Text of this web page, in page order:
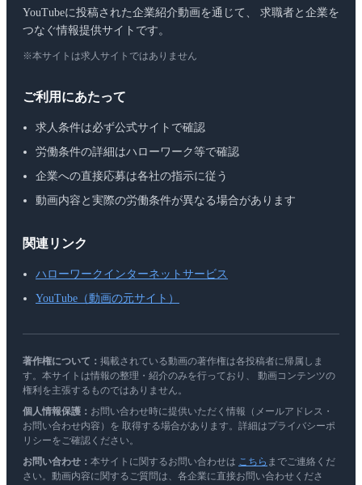
YouTubeに投稿された企業紹介動画を通じて、 求職者と企業を
つなぐ情報提供サイトです。
※本サイトは求人サイトではありません
ご利用にあたって
求人条件は必ず公式サイトで確認
労働条件の詳細はハローワーク等で確認
企業への直接応募は各社の指示に従う
動画内容と実際の労働条件が異なる場合があります
関連リンク
ハローワークインターネットサービス
YouTube（動画の元サイト）
著作権について： 掲載されている動画の著作権は各投稿者に帰属しま
す。本サイトは情報の整理・紹介のみを行っており、 動画コンテンツの
権利を主張するものではありません。
個人情報保護： お問い合わせ時に提供いただく情報（メールアドレス・
お問い合わせ内容）を 取得する場合があります。詳細はプライバシーポ
リシーをご確認ください。
お問い合わせ： 本サイトに関するお問い合わせは こちら までご連絡くだ
さい。動画内容に関するご質問は、各企業に直接お問い合わせくださ